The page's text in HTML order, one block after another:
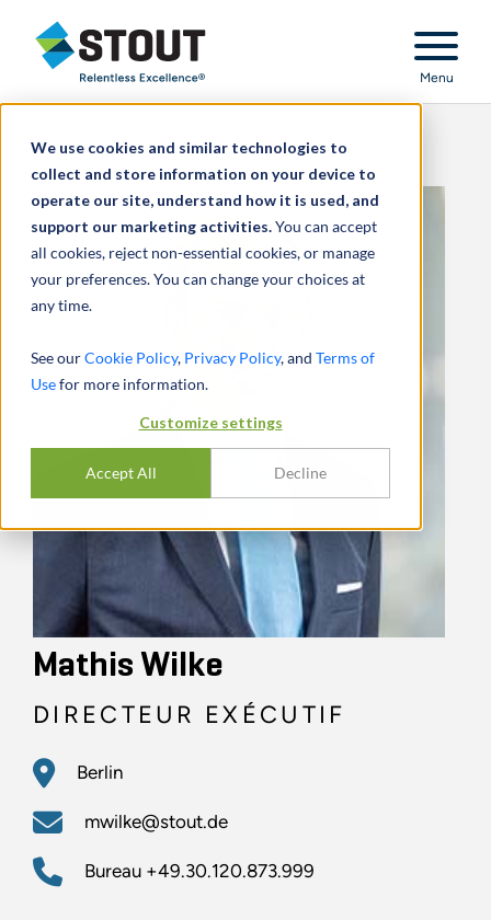
We use cookies and similar technologies to
collect and store information on your device to
operate our site, understand how it is used, and
support our marketing activities.You can accept
all cookies, reject non-essential cookies, or manage
your preferences. You can change your choices at
any time.
See ourCookie Policy, Privacy Policy, and Terms of
Usefor more information.
Customize settings
Accept All Decline
Stout Relentless Excellence
Menu
Mathis Wilke
DIRECTEUR EXÉCUTIF
Berlin
mwilke@stout.de
Bureau +49.30.120.873.999